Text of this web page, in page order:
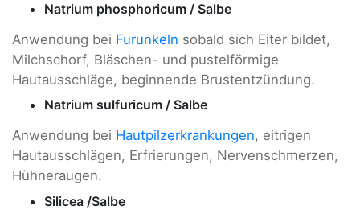
Natrium phosphoricum / Salbe
Anwendung bei Furunkeln sobald sich Eiter bildet,
Milchschorf, Bläschen- und pustelförmige
Hautausschläge, beginnende Brustentzündung.
Natrium sulfuricum / Salbe
Anwendung bei Hautpilzerkrankungen, eitrigen
Hautausschlägen, Erfrierungen, Nervenschmerzen,
Hühneraugen.
Silicea /Salbe